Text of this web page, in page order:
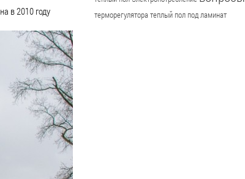
в 2010 году
терморегуляторатеплый пол под ламинат